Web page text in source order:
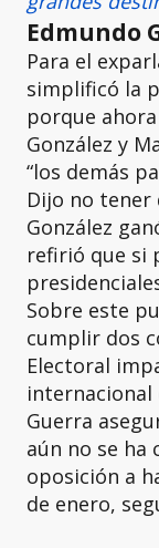
Edmundo
Para el
simplificó la
porque
González y
“los demás
Dijo no tener
González
refirió que si
Sobre este
cumplir dos
Electoral
internacional
Guerra
aún no se ha
oposición a
de enero,